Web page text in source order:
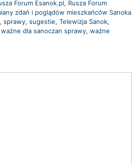
Forum Esanok.pl, Rusza Forum
zdań i poglądów mieszkańców Sanoka
, sprawy, sugestie, Telewizja Sanok,
ważne dla sanoczan sprawy, ważne